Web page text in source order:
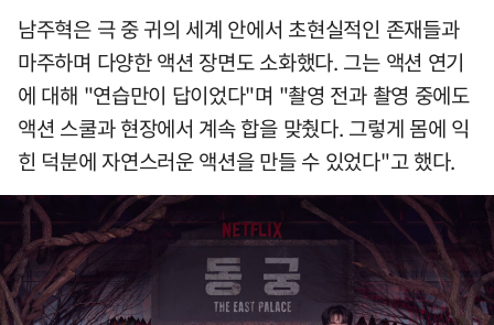
남주혁은 극 중 귀의 세계 안에서 초현실적인 존재들과
마주하며 다양한 액션 장면도 소화했다. 그는 액션 연기
에 대해 "연습만이 답이었다"며 "촬영 전과 촬영 중에도
액션 스쿨과 현장에서 계속 합을 맞췄다. 그렇게 몸에 익
힌 덕분에 자연스러운 액션을 만들 수 있었다"고 했다.